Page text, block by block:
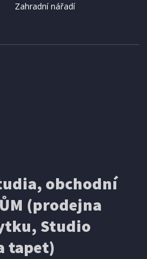
Zahradní nářadí
obchodní
(prodejna
Studio
tapet)